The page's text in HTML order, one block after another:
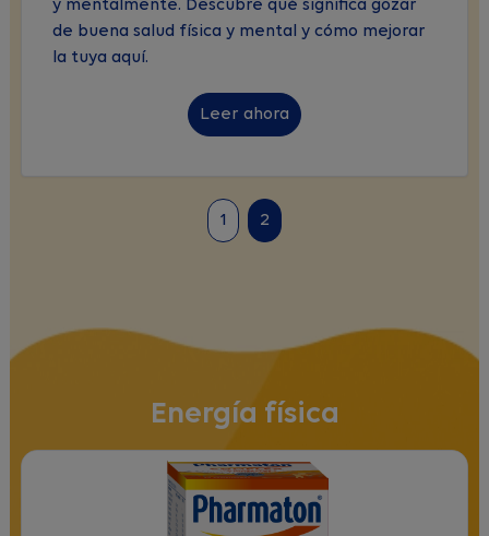
y mentalmente. Descubre qué significa gozar
de buena salud física y mental y cómo mejorar
la tuya aquí.
Leer ahora
1 2
Energía física